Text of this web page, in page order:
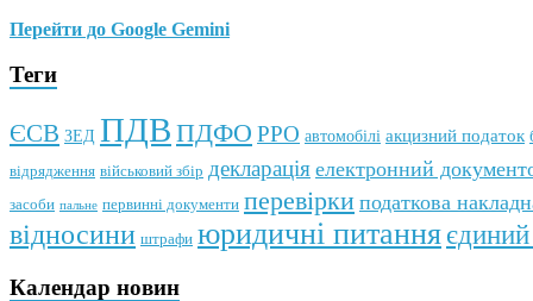
Перейти до Google Gemini
Теги
ЄСВ ЗЕД ПДВ ПДФО РРО автомобілі акцизний податок
відрядження військовий збір декларація електронний
засоби пальне первинні документи перевірки податкова
відносини штрафи юридичні питання
Календар новин